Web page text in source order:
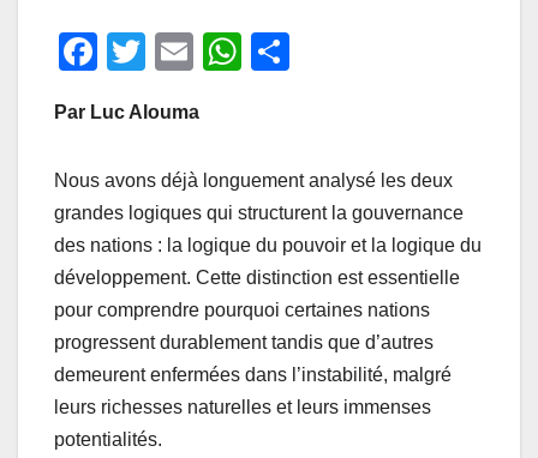
F
c
e
b
o
o
k
T
tt
er
E
ail
W
s
A
p
p
g
er
Par Luc Alouma
Nous avons déjà longuement analysé les deux
grandes logiques qui structurent la gouvernance
des nations : la logique du pouvoir et la logique du
développement. Cette distinction est essentielle
pour comprendre pourquoi certaines nations
progressent durablement tandis que d’autres
demeurent enfermées dans l’instabilité, malgré
leurs richesses naturelles et leurs immenses
potentialités.